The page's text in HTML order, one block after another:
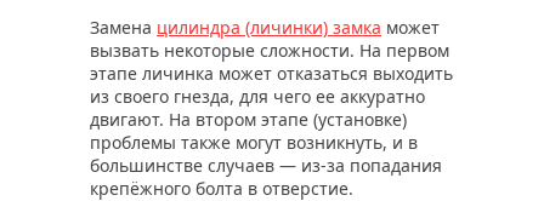
Замена цилиндра (личинки) замка может
вызвать некоторые сложности. На первом
этапе личинка может отказаться выходить
из своего гнезда, для чего ее аккуратно
двигают. На втором этапе (установке)
проблемы также могут возникнуть, и в
большинстве случаев — из-за попадания
крепёжного болта в отверстие.